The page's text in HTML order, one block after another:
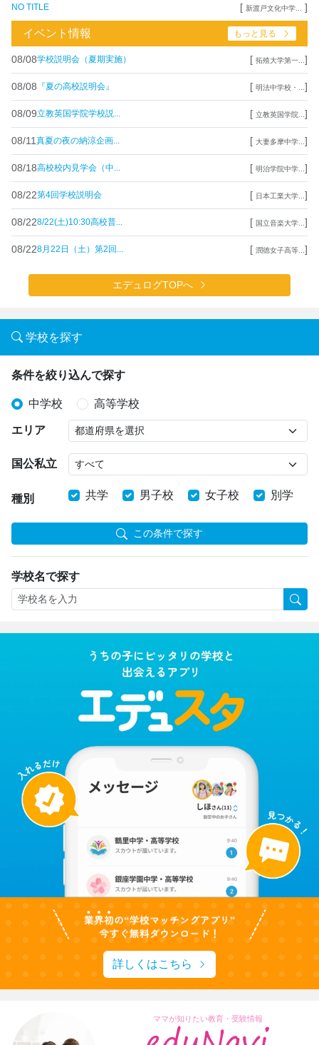
NO TITLE [ 新渡戸文化中学... ]
イベント情報 もっと見る
08/08学校説明会（夏期実施） [ 拓殖大学第一... ]
08/08 『夏の高校説明会』 [ 明法中学校・... ]
08/09立教英国学院学校説... [ 立教英国学院... ]
08/11 真夏の夜の納涼企画... [ 大妻多摩中学... ]
08/18高校校内見学会（中... [ 明治学院中学... ]
08/22第4回学校説明会 [ 日本工業大学... ]
08/228/22(土)10:30高校普... [ 国立音楽大学... ]
08/228月22日（土）第2回... [ 潤徳女子高等... ]
エデュログTOPへ
学校を探す
条件を絞り込んで探す
中学校 高等学校
エリア
国公私立
種別 共学 男子校 女子校 別学
この条件で探す
学校名で探す
詳しくはこちら
ママが知りたい教育・受験情報